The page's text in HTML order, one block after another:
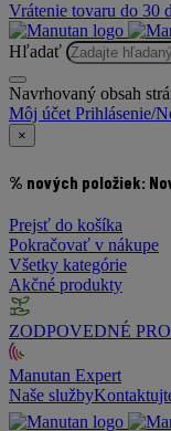
Vrátenie tovaru do 30
Hľadať
Navrhovaný obsah
Môj účet Prihlásenie/
×
% nových položiek:
Prejsť do košíka
Pokračovať v nákupe
Všetky kategórie
Akčné produkty
ZODPOVEDNÉ
Manutan Expert
Naše služby